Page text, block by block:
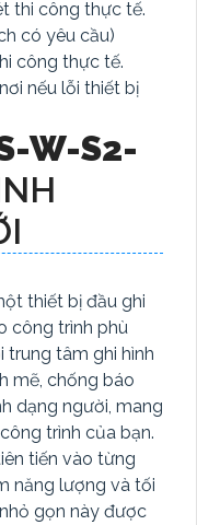
thi công thực tế.
có yêu cầu)
công thực tế.
nếu lỗi thiết bị
W-S2-
thiết bị đầu ghi
công trình phù
trung tâm ghi hình
mẽ, chống báo
dạng người, mang
trình của bạn.
tiến vào từng
năng lượng và tối
gọn này được